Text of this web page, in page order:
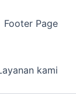
Footer Page
kami